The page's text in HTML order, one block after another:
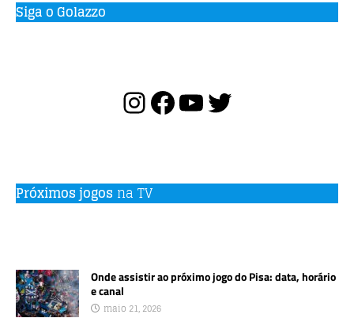
Siga o Golazzo
Próximos jogos na TV
Onde assistir ao próximo jogo do Pisa: data, horário
e canal
maio 21, 2026